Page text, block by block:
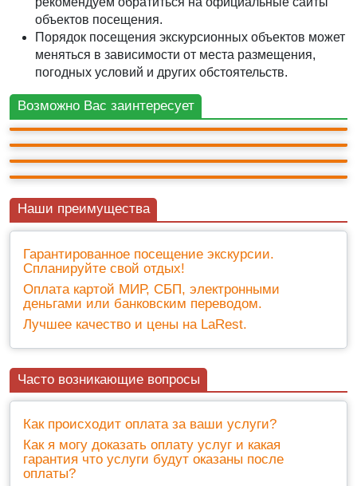
объектов посещения.
Порядок посещения экскурсионных объектов может
меняться в зависимости от места размещения,
погодных условий и других обстоятельств.
Возможно Вас заинтересует
АВТО-ПЕШЕХОДНАЯ
Героический Севастополь
+ билеты 500 ₽
9(22)
АВТО-ПЕШЕХОДНАЯ
Севастополь, Балаклавская бухта, Херсонес
3 000 ₽
+ билеты 500 ₽ 11ч.
10(5)
Старый)
2 500 ₽
АВТО-ПЕШЕХОДНАЯ
Вечерние огни «Нового Херсонеса»
Наши преимущества
Гарантированное посещение экскурсии.
Спланируйте свой отдых!
Оплата картой МИР, СБП, электронными
деньгами или банковским переводом.
Лучшее качество и цены на LaRest.
Часто возникающие вопросы
Как происходит оплата за ваши услуги?
Как я могу доказать оплату услуг и какая
гарантия что услуги будут оказаны после
оплаты?